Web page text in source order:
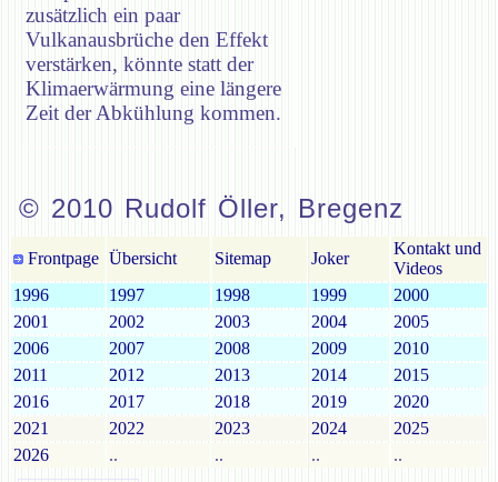
zusätzlich ein paar
Vulkanausbrüche den Effekt
verstärken, könnte statt der
Klimaerwärmung eine längere
Zeit der Abkühlung kommen.
© 2010 Rudolf Öller, Bregenz
Frontpage Übersicht Sitemap Joker
Kontakt und
Videos
1996
1997 1998 1999
2000
2001
2002 2003 2004
2005
2006
2007 2008 2009
2010
2011
2012 2013 2014
2015
2016
2017 2018 2019
2020
2021
2022 2023 2024
2025
2026
.. .. .. ..